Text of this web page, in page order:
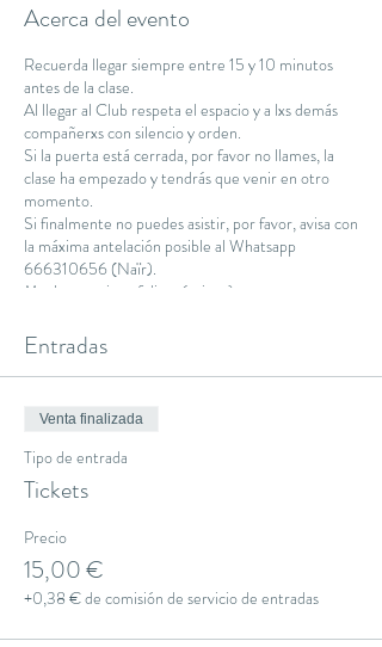
Acerca del evento
Recuerda llegar siempre entre 15 y 10 minutos
antes de la clase.
Al llegar al Club respeta el espacio y a lxs demás
compañerxs con silencio y orden.
Si la puerta está cerrada, por favor no llames, la
clase ha empezado y tendrás que venir en otro
momento.
Si finalmente no puedes asistir, por favor, avisa con
la máxima antelación posible al Whatsapp
666310656 (Naïr).
Muchas gracias y feliz práctica :)
Entradas
Venta finalizada
Tipo de entrada
Tickets
Precio
15,00 €
+0,38 € de comisión de servicio de entradas